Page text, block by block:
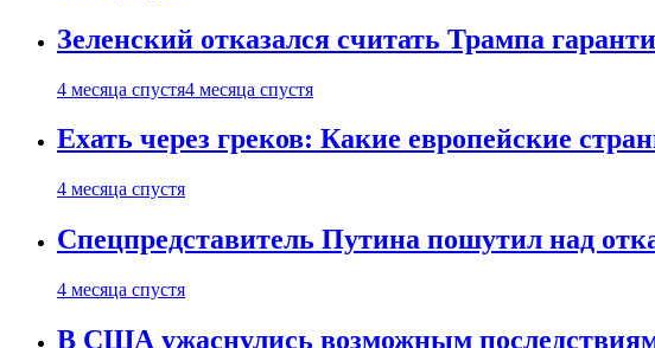
Зеленский отказался считать Трампа
4 месяца спустя4 месяца спустя
Ехать через греков: Какие европейские
4 месяца спустя
Спецпредставитель Путина пошутил над
4 месяца спустя
В США ужаснулись возможным